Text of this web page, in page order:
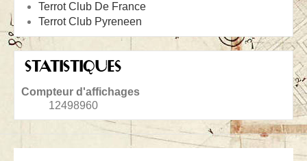
Terrot Club De France
Terrot Club Pyreneen
STATISTIQUES
Compteur d'affichages
12498960